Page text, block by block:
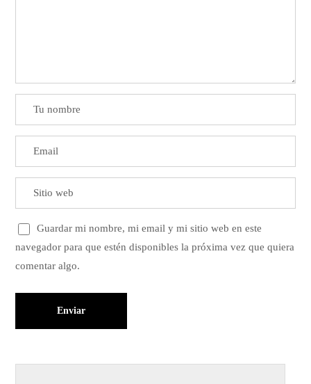
Guardar mi nombre, mi email y mi sitio web en este
navegador para que estén disponibles la próxima vez que quiera
comentar algo.